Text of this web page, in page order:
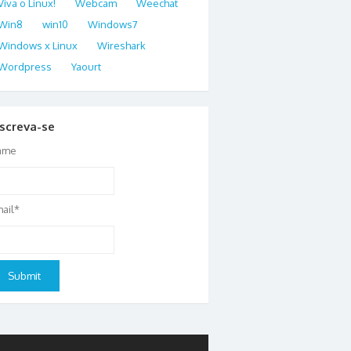
o Linux! Webcam
Weechat
win10
Windows7
x Linux
Wireshark
Yaourt
se